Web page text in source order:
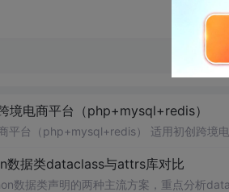
境电商平台（php+mysql+redis）
实用跨境电商平台（php+mysql+redis） 适用初
数据类dataclass与attrs库对比
数据类声明的两种主流方案，重点分析